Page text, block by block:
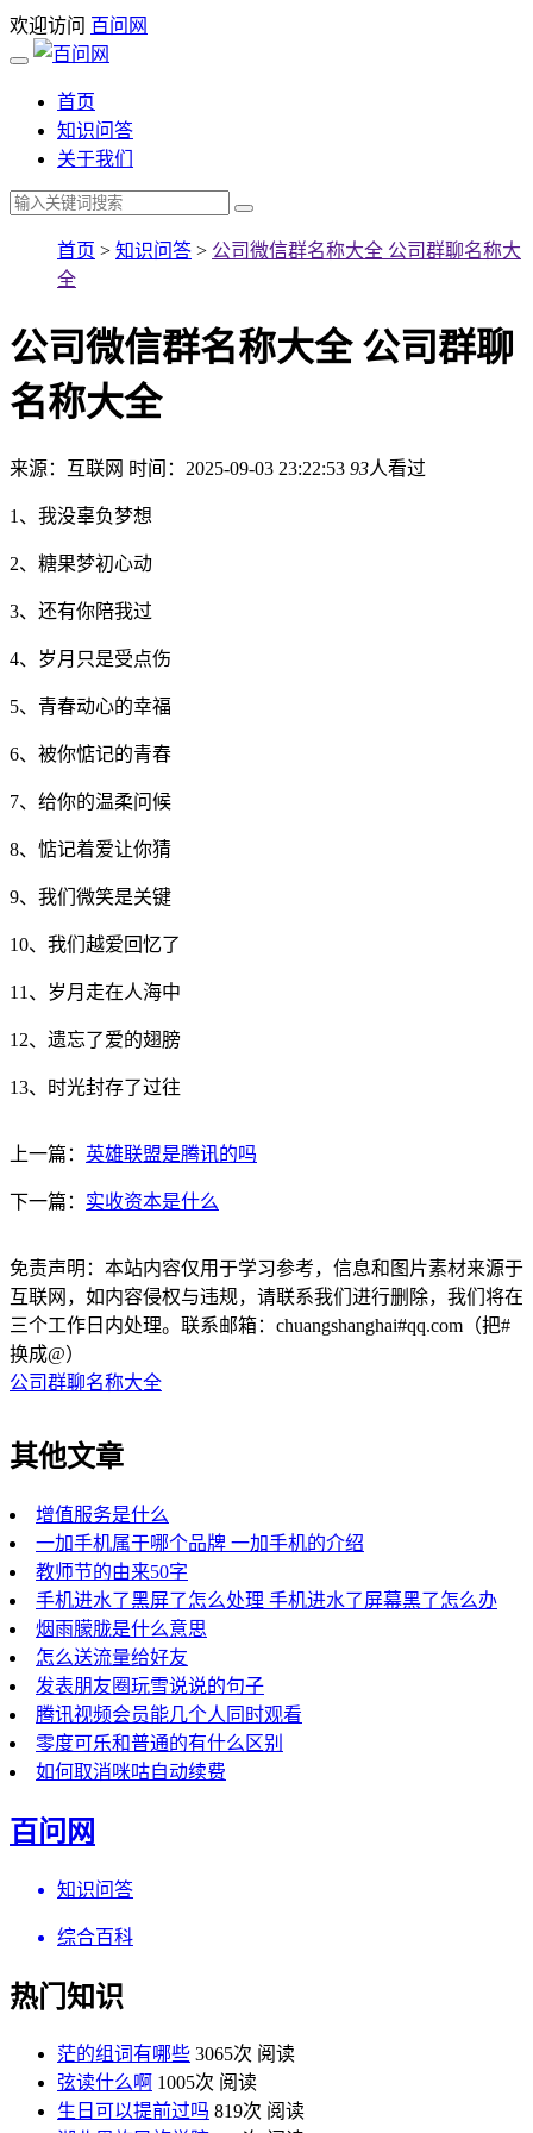
欢迎访问 百问网
首页
知识问答
关于我们
首页 > 知识问答 > 公司微信群名称大全 公司群聊名称大
全
公司微信群名称大全 公司群聊
名称大全
来源：互联网 时间：2025-09-03 23:22:53 93人看过
1、我没辜负梦想
2、糖果梦初心动
3、还有你陪我过
4、岁月只是受点伤
5、青春动心的幸福
6、被你惦记的青春
7、给你的温柔问候
8、惦记着爱让你猜
9、我们微笑是关键
10、我们越爱回忆了
11、岁月走在人海中
12、遗忘了爱的翅膀
13、时光封存了过往
上一篇： 英雄联盟是腾讯的吗
下一篇： 实收资本是什么
免责声明：本站内容仅用于学习参考，信息和图片素材来源于
互联网，如内容侵权与违规，请联系我们进行删除，我们将在
三个工作日内处理。联系邮箱：chuangshanghai#qq.com（把#
换成@）
公司群聊名称大全
其他文章
增值服务是什么
一加手机属于哪个品牌 一加手机的介绍
教师节的由来50字
手机进水了黑屏了怎么处理 手机进水了屏幕黑了怎么办
烟雨朦胧是什么意思
怎么送流量给好友
发表朋友圈玩雪说说的句子
腾讯视频会员能几个人同时观看
零度可乐和普通的有什么区别
如何取消咪咕自动续费
百问网
知识问答
综合百科
热门知识
茫的组词有哪些 3065次 阅读
弦读什么啊 1005次 阅读
生日可以提前过吗 819次 阅读